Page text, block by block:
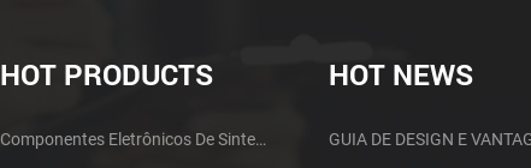
HOT PRODUCTS
Componentes Eletrônicos De Sinterização MIM Fone De Ouvido Shell Metal Parts
HOT NEWS